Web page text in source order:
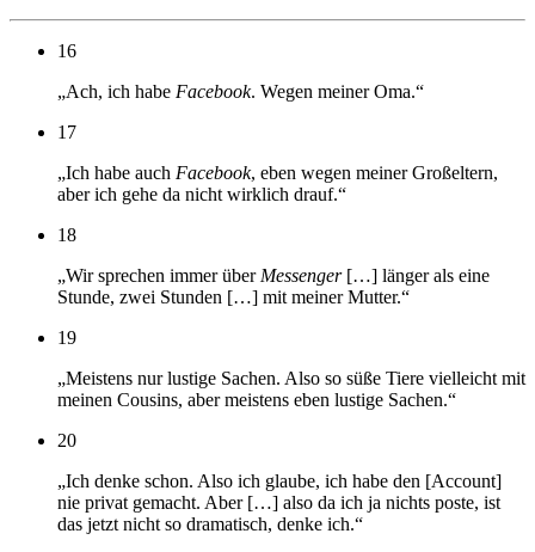
16
„Ach, ich habe Facebook. Wegen meiner Oma.“
17
„Ich habe auch Facebook, eben wegen meiner Großeltern,
aber ich gehe da nicht wirklich drauf.“
18
„Wir sprechen immer über Messenger[…] länger als eine
Stunde, zwei Stunden […] mit meiner Mutter.“
19
„Meistens nur lustige Sachen. Also so süße Tiere vielleicht mit
meinen Cousins, aber meistens eben lustige Sachen.“
20
„Ich denke schon. Also ich glaube, ich habe den [Account]
nie privat gemacht. Aber […] also da ich ja nichts poste, ist
das jetzt nicht so dramatisch, denke ich.“